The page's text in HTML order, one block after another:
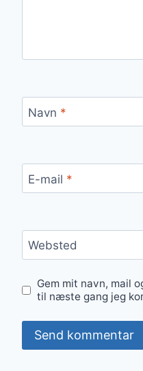
Navn *
E-mail *
Websted
Gem mit navn, mail
til næste gang jeg